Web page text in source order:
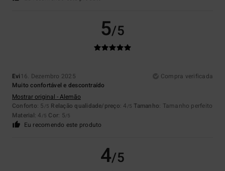
5/5
Evi 16. Dezembro 2025
Compra verificada
Muito confortável e descontraído
Mostrar original - Alemão
Conforto: 5 /5 Relação qualidade/preço: 4 /5 Tamanho: Tamanho perfeito
Material: 4 /5 Cor: 5/5
Eu recomendo este produto
4/5